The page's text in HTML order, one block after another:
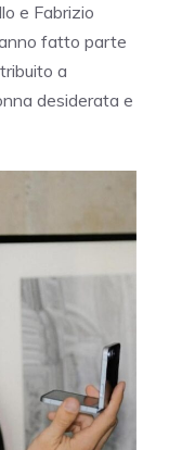
e Fabrizio
fatto parte
a
desiderata e